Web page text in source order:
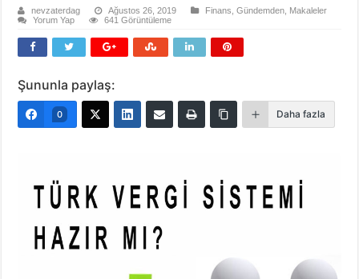
nevzaterdag Ağustos 26, 2019 Finans ,Gündemden Makaleler
Yorum Yap
641 Görüntüleme
Şununla paylaş:
0 Daha fazla